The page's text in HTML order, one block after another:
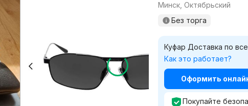
Минск, Октябрьский
Без торга
Куфар Доставка по
Как это работает?
Оформить
Покупайте